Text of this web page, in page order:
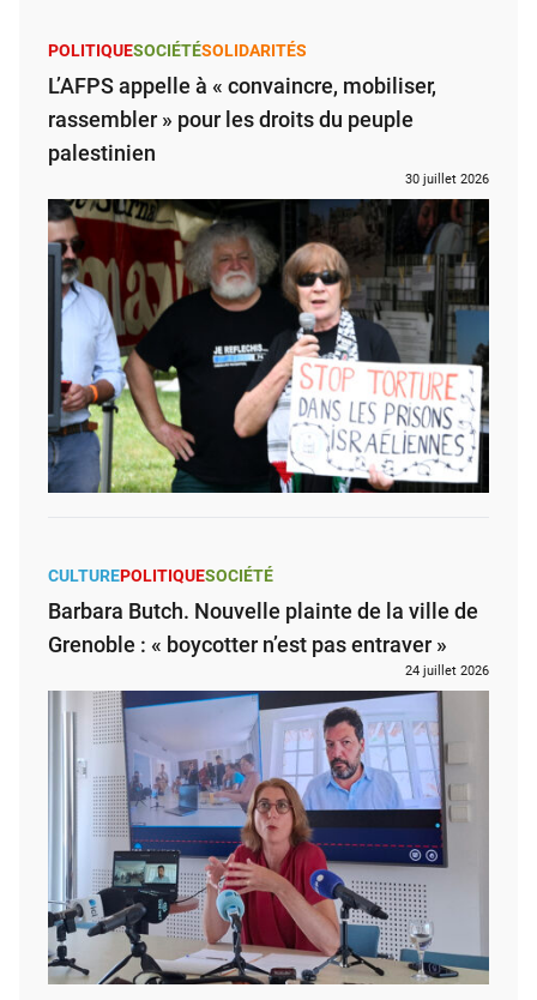
POLITIQUESOCIÉTÉSOLIDARITÉS
L’AFPS appelle à « convaincre, mobiliser,
rassembler » pour les droits du peuple
palestinien
30 juillet 2026
CULTUREPOLITIQUESOCIÉTÉ
Barbara Butch. Nouvelle plainte de la ville de
Grenoble : « boycotter n’est pas entraver »
24 juillet 2026